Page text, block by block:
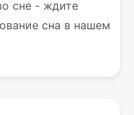
сне - ждите
сна в нашем